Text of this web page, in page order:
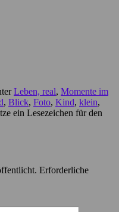
Leben, real, Momente im
, Blick, Foto, Kind, klein,
ein Lesezeichen für den
Erforderliche